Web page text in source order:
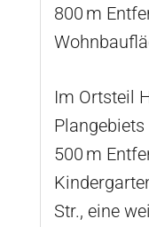
800 m
Im Ortsteil
500 m
Str., eine